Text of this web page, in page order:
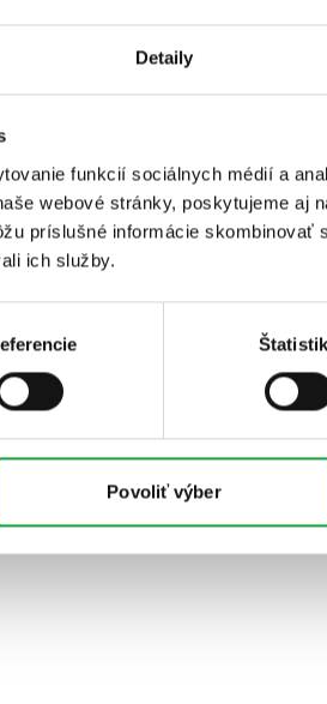
Detaily
funkcií sociálnych médií a
webové stránky, poskytujeme aj
príslušné informácie
ich služby.
Povoliť výber